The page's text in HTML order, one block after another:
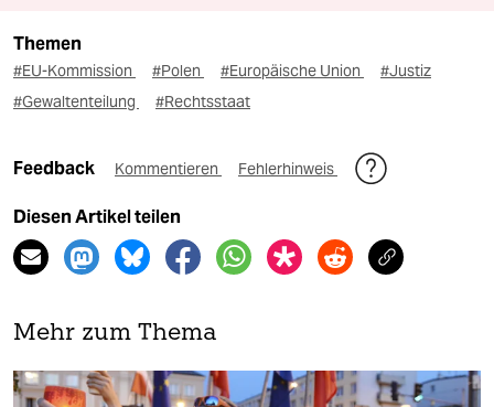
Themen
#EU-Kommission #Polen #Europäische Union
#Justiz
#Gewaltenteilung
#Rechtsstaat
Feedback Kommentieren Fehlerhinweis
Diesen Artikel teilen
Mehr zum Thema